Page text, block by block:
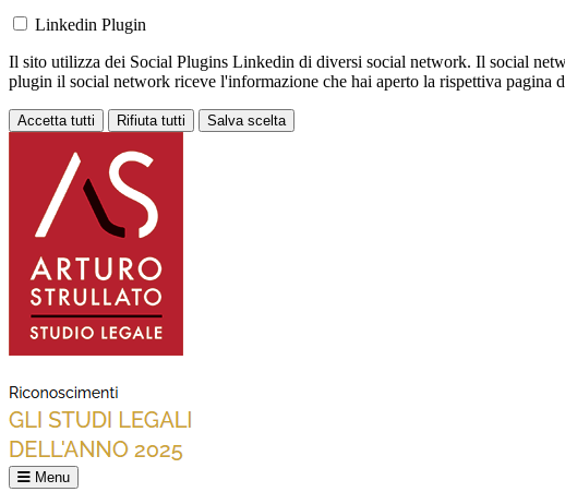
Linkedin Plugin
Il sito utilizza dei Social Plugins Linkedin di diversi social network. Il social
plugin il social network riceve l'informazione che hai aperto la rispettiva pagina
Accetta tutti Rifiuta tutti Salva scelta
Menu